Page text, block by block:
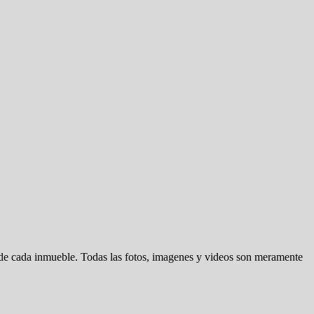
cada inmueble. Todas las fotos, imagenes y videos son meramente